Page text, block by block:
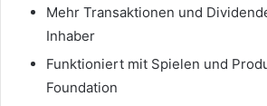
Mehr Transaktionen und
Inhaber
Funktioniert mit Spielen und
Foundation